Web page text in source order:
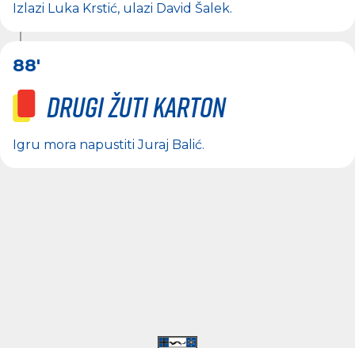
Izlazi Luka Krstić, ulazi David Šalek.
88'
Drugi žuti karton
Igru mora napustitiJuraj Balić.